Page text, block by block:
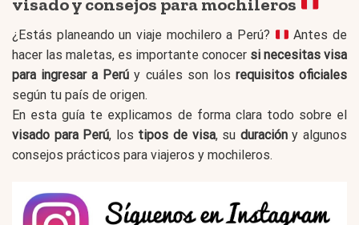
visado y consejos para mochileros
¿Estás planeando un viaje mochilero a Perú?
Antes de
hacer las maletas, es importante conocer si necesitas visa
para ingresar a Perú y cuáles son los requisitos oficiales
según tu país de origen.
En esta guía te explicamos de forma clara todo sobre el
visado para Perú, los tipos de visa, su duracióny algunos
consejos prácticos para viajeros y mochileros.